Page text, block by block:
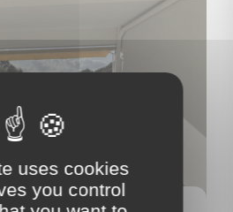
uses cookies
you control